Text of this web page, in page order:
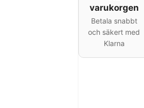
mängd
varukorgen
Betala snabbt
och säkert med
Klarna